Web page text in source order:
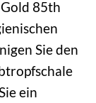
Gold 85th
Sie den
ein